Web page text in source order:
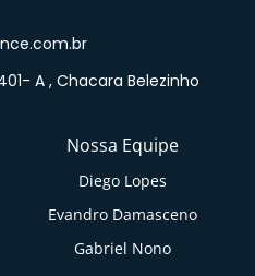
A , Chacara Belezinho
Nossa Equipe
Diego Lopes
Evandro Damasceno
Gabriel Nono